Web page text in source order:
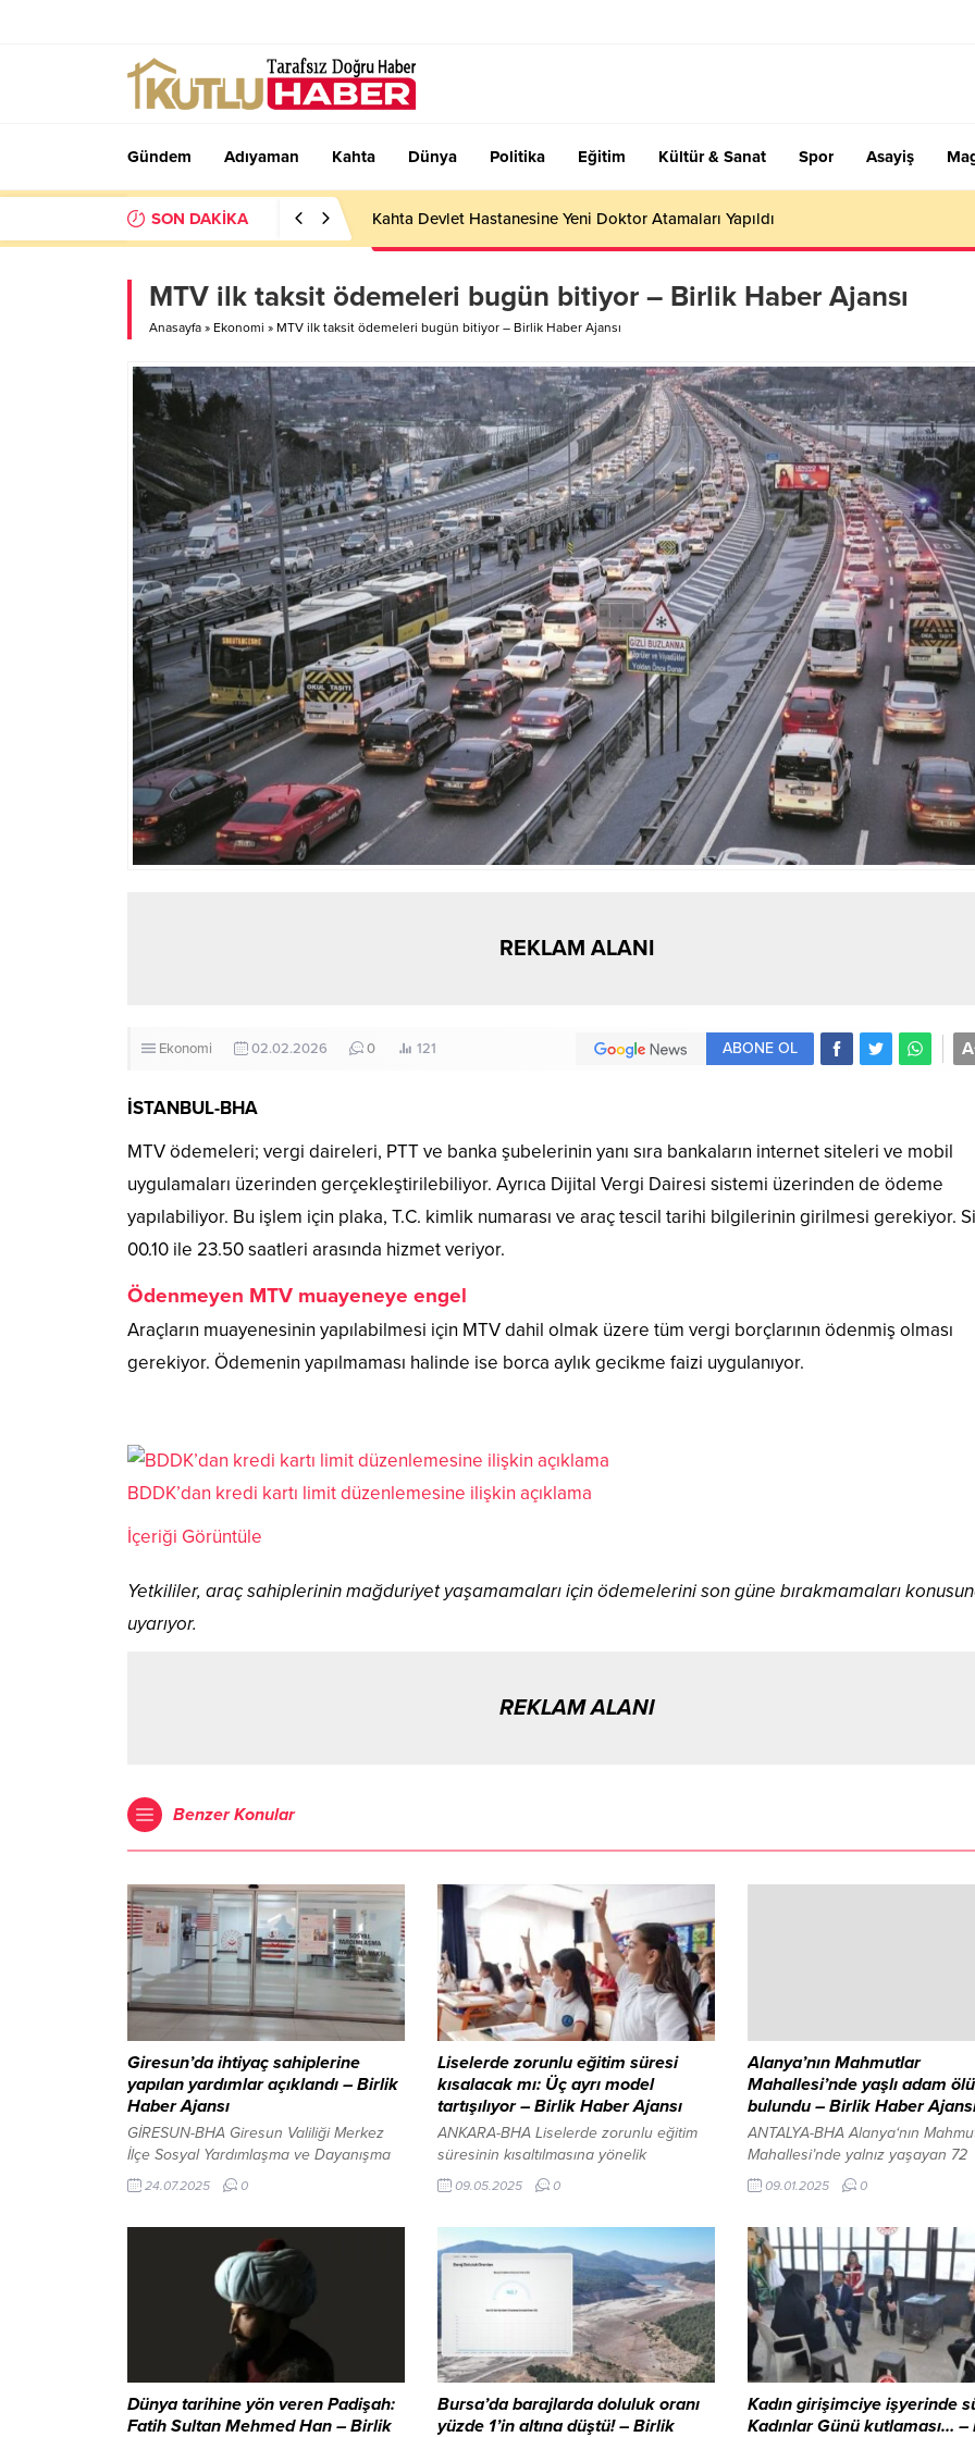
Gündem Adıyaman Kahta Dünya Politika Eğitim Kültür & Sanat Spor Asayiş
SON DAKİKA Kahta Devlet Hastanesine Yeni Doktor Atamaları Yapıldı
MTV ilk taksit ödemeleri bugün bitiyor – Birlik Haber Ajansı
Anasayfa » Ekonomi » MTV ilk taksit ödemeleri bugün bitiyor – Birlik Haber Ajansı
REKLAM ALANI
Ekonomi 02.02.2026 0 121 A
ABONE OL
İSTANBUL-BHA
MTV ödemeleri; vergi daireleri, PTT ve banka şubelerinin yanı sıra bankaların internet siteleri ve mobil
uygulamaları üzerinden gerçekleştirilebiliyor. Ayrıca Dijital Vergi Dairesi sistemi üzerinden de ödeme
yapılabiliyor. Bu işlem için plaka, T.C. kimlik numarası ve araç tescil tarihi bilgilerinin girilmesi gerekiyor.
00.10 ile 23.50 saatleri arasında hizmet veriyor.
Ödenmeyen MTV muayeneye engel
Araçların muayenesinin yapılabilmesi için MTV dahil olmak üzere tüm vergi borçlarının ödenmiş olması
gerekiyor. Ödemenin yapılmaması halinde ise borca aylık gecikme faizi uygulanıyor.
BDDK’dan kredi kartı limit düzenlemesine ilişkin açıklama
İçeriği Görüntüle
Yetkililer, araç sahiplerinin mağduriyet yaşamamaları için ödemelerini son güne bırakmamaları
uyarıyor.
REKLAM ALANI
Benzer Konular
Giresun’da ihtiyaç sahiplerine
yapılan yardımlar açıklandı – Birlik
Haber Ajansı
GİRESUN-BHA Giresun Valiliği Merkez
İlçe Sosyal Yardımlaşma ve Dayanışma
Vakfı (SYDV), Haziran 2025 döneminde
gerçekleştirdiği sosyal yardımlarla
olmaya devam etti. Vakıf, yalnızca
Haziran ayında toplamda 12 milyon TL’yi
aşkın nakdi destek sağladı. Giresun
Kayadibi Mahallesi’nin en büyük sorunu
tarih oldu İçeriği Görüntüle Vakfın
faaliyet raporuna göre;...
24.07.2025 0
Liselerde zorunlu eğitim süresi
kısalacak mı: Üç ayrı model
tartışılıyor – Birlik Haber Ajansı
ANKARA-BHA Liselerde zorunlu eğitim
süresinin kısaltılmasına yönelik
tartışmalar yeniden gündemde. Milli
Eğitim Bakanı Yusuf Tekin, bir kanala
sektöründen gelen talepler
doğrultusunda farklı modellerin
değerlendirildiğini açıkladı. Tekin,
“Kamuoyunda dile getirilen eğitim
modellerini dikkatle takip ediyoruz.
Uzlaşı sağlanan başlıklar olursa Kabine
gündemine taşıyabiliriz” ifadelerini
kullandı. Henüz...
09.05.2025 0
Alanya’nın Mahmutlar
Mahallesi’nde yaşlı adam ölü
bulundu – Birlik Haber
ANTALYA-BHA Alanya‘nın
Mahallesi’nde yalnız yaşayan 72
yaşındaki Süleyman Şahin,
ihbarı üzerine evinde ölü
haber alamamaları nedeniyle
durumu yetkililere bildirmesiyle
çıktı. Sağlık ekipleri, evin
yardımıyla açtıktan sonra,
cansız bedenine ulaştı. Yapılan ilk
kontrolde Şahin’in hayatını
belirlendi. Olayın...
09.01.2025 0
Dünya tarihine yön veren Padişah:
Fatih Sultan Mehmed Han – Birlik
Bursa’da barajlarda doluluk oranı
yüzde 1’in altına düştü! – Birlik
Kadın girişimciye işyerinde
Kadınlar Günü kutlaması…